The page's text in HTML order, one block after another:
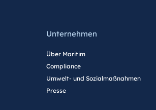
Unternehmen
Über Maritim
Compliance
Umwelt- und Sozialmaßnahmen
Presse